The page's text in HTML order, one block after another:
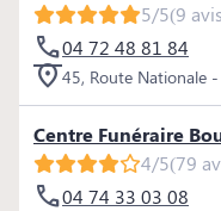
5/5(9
04 72 48 81 84
45, Route Nationale
Centre Funéraire
4/5(79
04 74 33 03 08